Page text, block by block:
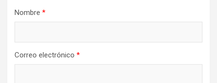
Nombre *
Correo electrónico *